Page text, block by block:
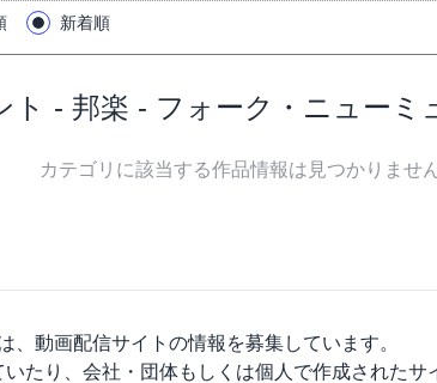
新着順
ト - 邦楽 - フォーク・ニューミ
カテゴリに該当する作品情報は見つかりませ
、動画配信サイトの情報を募集しています。
たり、会社・団体もしくは個人で作成されたサ